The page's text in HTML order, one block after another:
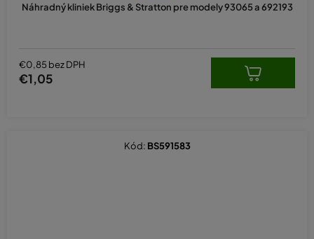
Náhradný kliniek Briggs & Stratton pre modely 93065 a 692193
€0,85 bez DPH
€1,05
Kód: BS591583